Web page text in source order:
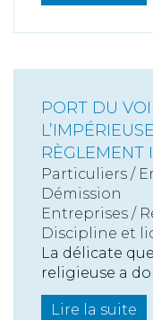
PORT DU
RÈGLEMENT
Particuliers /
Démission
Entreprises /
Discipline et
La délicate
religieuse a
Lire la suite